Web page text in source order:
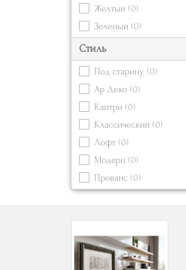
Желтый (0)
Зеленый (0)
Коричневый (0)
Красный
(0)
Кремовый
Оранжевый
Серебряный
Серый
Синий
Стиль
Под старину (0)
Ар Деко (0)
Кантри (0)
Классический (0)
Лофт (0)
Модерн (0)
Прованс (0)
Современный